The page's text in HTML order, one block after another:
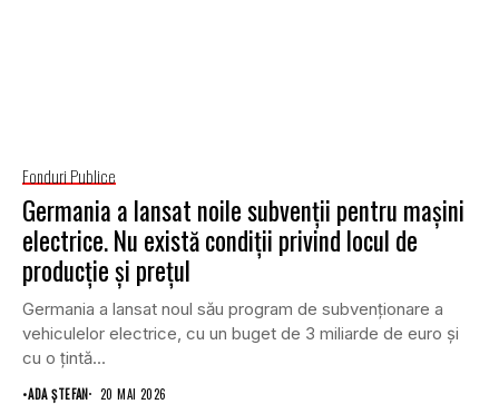
Fonduri Publice
Germania a lansat noile subvenții pentru mașini
electrice. Nu există condiții privind locul de
producție și prețul
Germania a lansat noul său program de subvenționare a
vehiculelor electrice, cu un buget de 3 miliarde de euro și
cu o țintă...
•ADA ȘTEFAN 20 MAI 2026